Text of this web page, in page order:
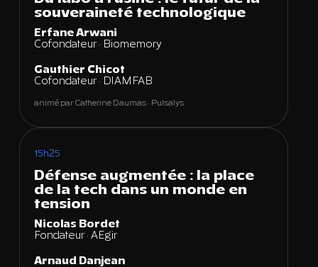
souveraineté technologique
Erfane Arwani
Cofondateur · Biomemory
Gauthier Chicot
Cofondateur · DIAMFAB
animé par Catherine Daumas · Pulsalys
15h25
Défense augmentée : la place
de la tech dans un monde en
tension
Nicolas Bordet
Fondateur · AEgir
Arnaud Danjean